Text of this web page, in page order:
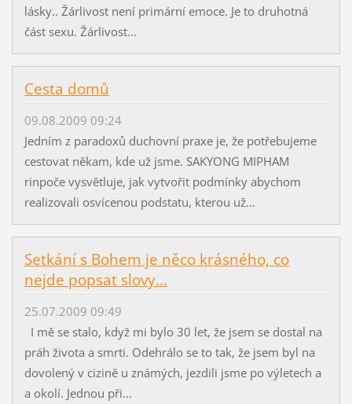
lásky.. Žárlivost není primární emoce. Je to druhotná
část sexu. Žárlivost...
Cesta domů
09.08.2009 09:24
Jedním z paradoxů duchovní praxe je, že potřebujeme
cestovat někam, kde už jsme. SAKYONG MIPHAM
rinpoče vysvětluje, jak vytvořit podmínky abychom
realizovali osvícenou podstatu, kterou už...
Setkání s Bohem je něco krásného, co
nejde popsat slovy...
25.07.2009 09:49
I mě se stalo, když mi bylo 30 let, že jsem se dostal na
práh života a smrti. Odehrálo se to tak, že jsem byl na
dovolený v cizině u známých, jezdili jsme po výletech a
a okolí. Jednou při...